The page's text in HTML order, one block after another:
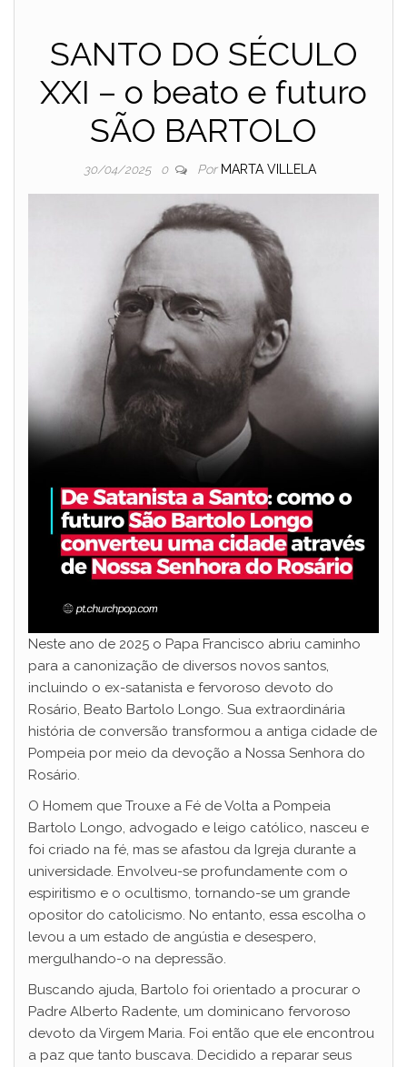
SANTO DO SÉCULO
XXI – o beato e futuro
SÃO BARTOLO
30/04/2025 0 Por MARTA VILLELA
Neste ano de 2025 o Papa Francisco abriu caminho
para a canonização de diversos novos santos,
incluindo o ex-satanista e fervoroso devoto do
Rosário, Beato Bartolo Longo. Sua extraordinária
história de conversão transformou a antiga cidade de
Pompeia por meio da devoção a Nossa Senhora do
Rosário.
O Homem que Trouxe a Fé de Volta a Pompeia
Bartolo Longo, advogado e leigo católico, nasceu e
foi criado na fé, mas se afastou da Igreja durante a
universidade. Envolveu-se profundamente com o
espiritismo e o ocultismo, tornando-se um grande
opositor do catolicismo. No entanto, essa escolha o
levou a um estado de angústia e desespero,
mergulhando-o na depressão.
Buscando ajuda, Bartolo foi orientado a procurar o
Padre Alberto Radente, um dominicano fervoroso
devoto da Virgem Maria. Foi então que ele encontrou
a paz que tanto buscava. Decidido a reparar seus